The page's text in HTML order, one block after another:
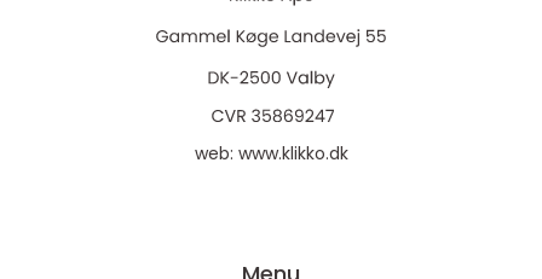
web: www.klikko.dk